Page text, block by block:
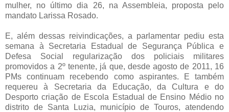
mulher, no último dia 26, na Assembleia, proposta pelo
mandato Larissa Rosado.
E, além dessas reivindicações, a parlamentar pediu esta
semana à Secretaria Estadual de Segurança Pública e
Defesa Social regularização dos policiais militares
promovidos a 2º tenente, já que, desde agosto de 2011, 16
PMs continuam recebendo como aspirantes. E também
requereu à Secretaria da Educação, da Cultura e do
Desporto criação de Escola Estadual de Ensino Médio no
distrito de Santa Luzia, município de Touros, atendendo